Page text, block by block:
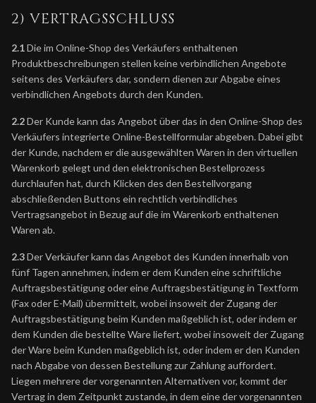
2) VERTRAGSSCHLUSS
2.1Die im Online-Shop des Verkäufers enthaltenen
Produktbeschreibungen stellen keine verbindlichen Angebote
seitens des Verkäufers dar, sondern dienen zur Abgabe eines
verbindlichen Angebots durch den Kunden.
2.2Der Kunde kann das Angebot über das in den Online-Shop des
Verkäufers integrierte Online-Bestellformular abgeben. Dabei gibt
der Kunde, nachdem er die ausgewählten Waren in den virtuellen
Warenkorb gelegt und den elektronischen Bestellprozess
durchlaufen hat, durch Klicken des den Bestellvorgang
abschließenden Buttons ein rechtlich verbindliches
Vertragsangebot in Bezug auf die im Warenkorb enthaltenen
Waren ab.
2.3Der Verkäufer kann das Angebot des Kunden innerhalb von
fünf Tagen annehmen, indem er dem Kunden eine schriftliche
Auftragsbestätigung oder eine Auftragsbestätigung in Textform
(Fax oder E-Mail) übermittelt, wobei insoweit der Zugang der
Auftragsbestätigung beim Kunden maßgeblich ist, oder indem er
dem Kunden die bestellte Ware liefert, wobei insoweit der Zugang
der Ware beim Kunden maßgeblich ist, oder indem er den Kunden
nach Abgabe von dessen Bestellung zur Zahlung auffordert.
Liegen mehrere der vorgenannten Alternativen vor, kommt der
Vertrag in dem Zeitpunkt zustande, in dem eine der vorgenannten